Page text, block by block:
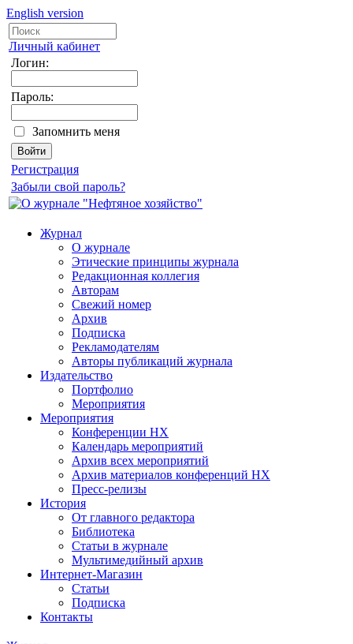
English version
Личный кабинет
Логин:
Пароль:
Запомнить меня
Регистрация
Забыли свой пароль?
Журнал
О журнале
Этические принципы журнала
Редакционная коллегия
Авторам
Свежий номер
Архив
Подписка
Рекламодателям
Авторы публикаций журнала
Издательство
Портфолио
Мероприятия
Мероприятия
Конференции НХ
Календарь мероприятий
Архив всех мероприятий
Архив материалов конференций НХ
Пресс-релизы
История
От главного редактора
Библиотека
Статьи в журнале
Мультимедийный архив
Интернет-Магазин
Статьи
Подписка
Контакты